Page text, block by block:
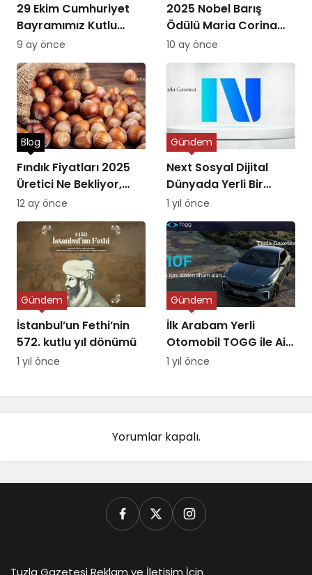
29 Ekim Cumhuriyet
Bayramımız Kutlu
Olsun
9 ay önce
2025 Nobel Barış
Ödülü Maria Corina
Machado’ya Verildi
10 ay önce
Fındık Fiyatları 2025
Üretici Ne Bekliyor,
Piyasa Ne Sunuyor?
Blog
12 ay önce
Next Sosyal Dijital
Dünyada Yerli Bir
Alternatifin Doğuşu
Gündem
1 yıl önce
İstanbul’un Fethi’nin
572. kutlu yıl dönümü
Gündem
1 yıl önce
İlk Arabam Yerli
Otomobil TOGG ile Aile
Destek Programı
Gündem
1 yıl önce
Yorumlar kapalı.
Tuzla Gazetesi Reklam ve İletişim İçin